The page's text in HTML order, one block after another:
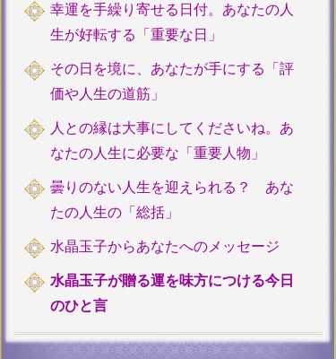
幸運を手繰り寄せる日付。あなたの人
生が好転する「重要な日」
その日を境に、あなたが手にする「評
価や人生の道筋」
人との縁は大事にしてくださいね。あ
なたの人生に必要な「重要人物」
曇りのない人生を迎えられる？ あな
たの人生の「総括」
水晶玉子からあなたへのメッセージ
水晶玉子が贈る運を味方につける今日
のひと言